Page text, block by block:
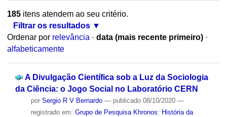
185itens atendem ao seu critério.
Filtrar os resultados
Ordenar por relevância · data (mais recente primeiro) ·
alfabeticamente
A Divulgação Científica sob a Luz da Sociologia
da Ciência: o Jogo Social no Laboratório CERN
por Sergio R V Bernardo — publicado08/10/2020 —
registrado em: Grupo de Pesquisa Khronos: História da